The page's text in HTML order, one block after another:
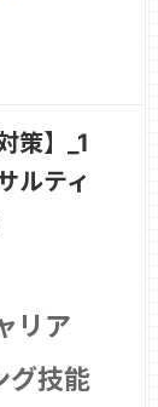
策】_1
ルティ
リア
グ技能